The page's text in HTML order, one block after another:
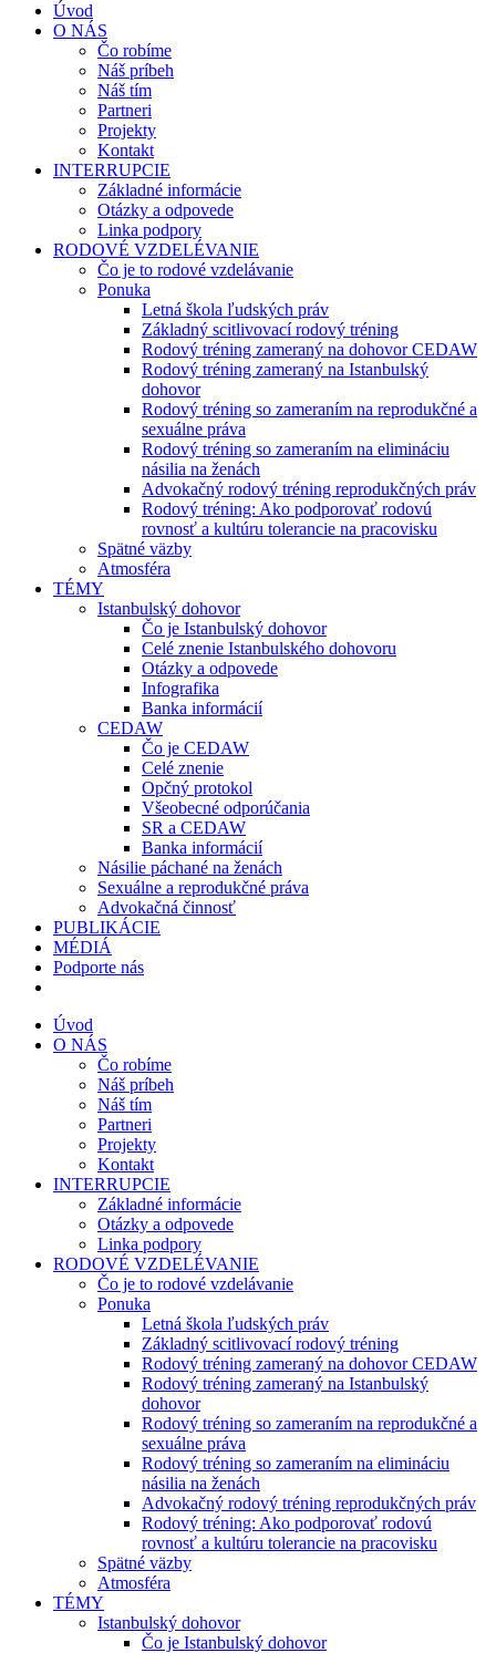
Úvod
O NÁS
Čo robíme
Náš príbeh
Náš tím
Partneri
Projekty
Kontakt
INTERRUPCIE
Základné informácie
Otázky a odpovede
Linka podpory
RODOVÉ VZDELÉVANIE
Čo je to rodové vzdelávanie
Ponuka
Letná škola ľudských práv
Základný scitlivovací rodový tréning
Rodový tréning zameraný na dohovor CEDAW
Rodový tréning zameraný na Istanbulský
dohovor
Rodový tréning so zameraním na reprodukčné a
sexuálne práva
Rodový tréning so zameraním na elimináciu
násilia na ženách
Advokačný rodový tréning reprodukčných práv
Rodový tréning: Ako podporovať rodovú
rovnosť a kultúru tolerancie na pracovisku
Spätné väzby
Atmosféra
TÉMY
Istanbulský dohovor
Čo je Istanbulský dohovor
Celé znenie Istanbulského dohovoru
Otázky a odpovede
Infografika
Banka informácií
CEDAW
Čo je CEDAW
Celé znenie
Opčný protokol
Všeobecné odporúčania
SR a CEDAW
Banka informácií
Násilie páchané na ženách
Sexuálne a reprodukčné práva
Advokačná činnosť
PUBLIKÁCIE
MÉDIÁ
Podporte nás
Úvod
O NÁS
Čo robíme
Náš príbeh
Náš tím
Partneri
Projekty
Kontakt
INTERRUPCIE
Základné informácie
Otázky a odpovede
Linka podpory
RODOVÉ VZDELÉVANIE
Čo je to rodové vzdelávanie
Ponuka
Letná škola ľudských práv
Základný scitlivovací rodový tréning
Rodový tréning zameraný na dohovor CEDAW
Rodový tréning zameraný na Istanbulský
dohovor
Rodový tréning so zameraním na reprodukčné a
sexuálne práva
Rodový tréning so zameraním na elimináciu
násilia na ženách
Advokačný rodový tréning reprodukčných práv
Rodový tréning: Ako podporovať rodovú
rovnosť a kultúru tolerancie na pracovisku
Spätné väzby
Atmosféra
TÉMY
Istanbulský dohovor
Čo je Istanbulský dohovor